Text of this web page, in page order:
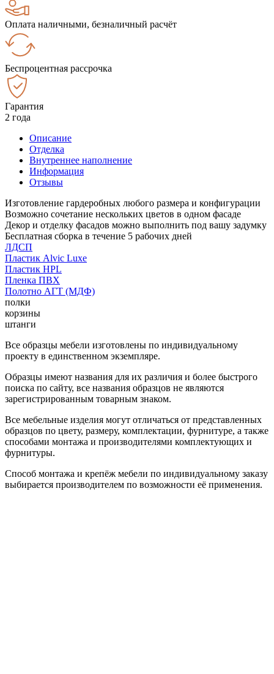
Оплата наличными, безналичный расчёт
Беспроцентная рассрочка
Гарантия
2 года
Описание
Отделка
Внутреннее наполнение
Информация
Отзывы
Изготовление гардеробных любого размера и конфигурации
Возможно сочетание нескольких цветов в одном фасаде
Декор и отделку фасадов можно выполнить под вашу задумку
Бесплатная сборка в течение 5 рабочих дней
ЛДСП
Пластик Alvic Luxe
Пластик HPL
Пленка ПВХ
Полотно АГТ (МДФ)
полки
корзины
штанги
Все образцы мебели изготовлены по индивидуальному
проекту в единственном экземпляре.
Образцы имеют названия для их различия и более быстрого
поиска по сайту, все названия образцов не являются
зарегистрированным товарным знаком.
Все мебельные изделия могут отличаться от представленных
образцов по цвету, размеру, комплектации, фурнитуре, а также
способами монтажа и производителями комплектующих и
фурнитуры.
Способ монтажа и крепёж мебели по индивидуальному заказу
выбирается производителем по возможности её применения.